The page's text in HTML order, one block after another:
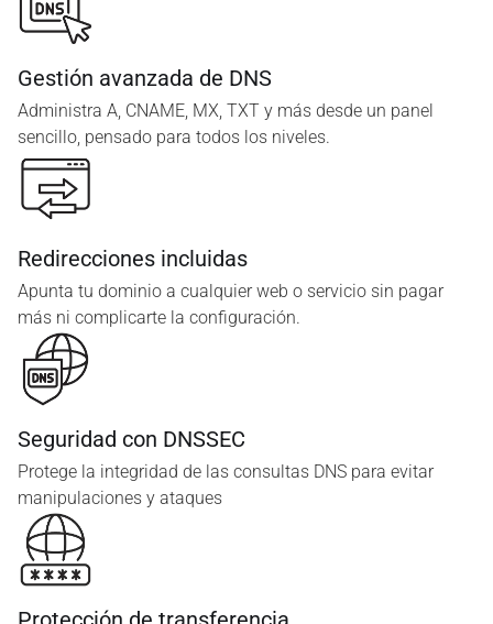
Gestión avanzada de DNS
Administra A, CNAME, MX, TXT y más desde un panel
sencillo, pensado para todos los niveles.
Redirecciones incluidas
Apunta tu dominio a cualquier web o servicio sin pagar
más ni complicarte la configuración.
Seguridad con DNSSEC
Protege la integridad de las consultas DNS para evitar
manipulaciones y ataques